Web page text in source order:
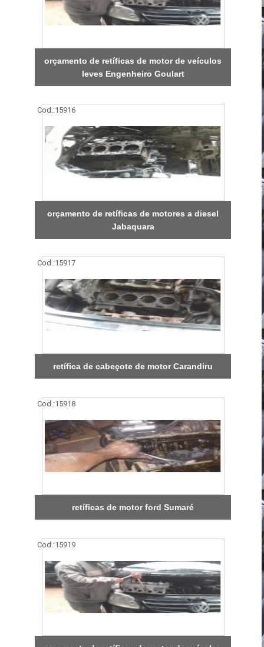
orçamento de retíficas de motor de veículos
leves Engenheiro Goulart
Cod.:15916
orçamento de retíficas de motores a diesel
Jabaquara
Cod.:15917
retífica de cabeçote de motor Carandiru
Cod.:15918
retíficas de motor ford Sumaré
Cod.:15919